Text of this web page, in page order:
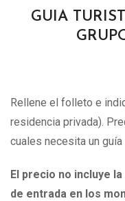
GUIA
Rellene el folleto e
residencia privada).
cuales necesita un
El precio no incluye
de entrada en los